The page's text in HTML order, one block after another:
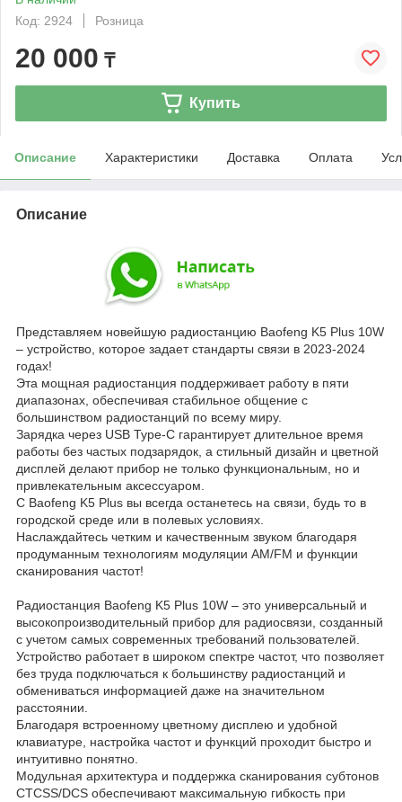
Код: 2924
Розница
20 000 ₸
Купить
Описание Характеристики Доставка Оплата
Описание
Представляем новейшую радиостанцию Baofeng K5 Plus 10W
– устройство, которое задает стандарты связи в 2023-2024
годах!
Эта мощная радиостанция поддерживает работу в пяти
диапазонах, обеспечивая стабильное общение с
большинством радиостанций по всему миру.
Зарядка через USB Type-C гарантирует длительное время
работы без частых подзарядок, а стильный дизайн и цветной
дисплей делают прибор не только функциональным, но и
привлекательным аксессуаром.
С Baofeng K5 Plus вы всегда останетесь на связи, будь то в
городской среде или в полевых условиях.
Наслаждайтесь четким и качественным звуком благодаря
продуманным технологиям модуляции AM/FM и функции
сканирования частот!
Радиостанция Baofeng K5 Plus 10W – это универсальный и
высокопроизводительный прибор для радиосвязи, созданный
с учетом самых современных требований пользователей.
Устройство работает в широком спектре частот, что позволяет
без труда подключаться к большинству радиостанций и
обмениваться информацией даже на значительном
расстоянии.
Благодаря встроенному цветному дисплею и удобной
клавиатуре, настройка частот и функций проходит быстро и
интуитивно понятно.
Модульная архитектура и поддержка сканирования субтонов
CTCSS/DCS обеспечивают максимальную гибкость при